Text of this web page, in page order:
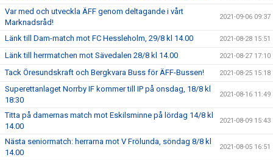
Var med och utveckla ÄFF genom deltagande i vårt
Marknadsråd!
2021-09-06 09:37
Länk till Dam-match mot FC Hessleholm, 29/8 kl 14.00 2021-08-28 15:51
Länk till herrmatchen mot Sävedalen 28/8 kl 14.00 2021-08-27 17:10
Tack Öresundskraft och Bergkvara Buss för ÄFF-Bussen! 2021-08-25 15:18
Superettanlaget Norrby IF kommer till IP på onsdag, 18/8 kl
18:30
2021-08-16 11:49
Titta på damernas match mot Eskilsminne på lördag 14/8 kl
14.00
2021-08-09 15:43
Nästa seniormatch: herrarna mot V Frölunda, söndag 8/8 kl
14.00
2021-08-05 16:51